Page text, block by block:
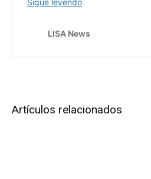
Artículos relacionados